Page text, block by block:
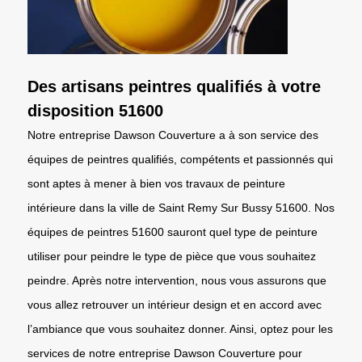
Des artisans peintres qualifiés à votre
disposition 51600
Notre entreprise Dawson Couverture a à son service des
équipes de peintres qualifiés, compétents et passionnés qui
sont aptes à mener à bien vos travaux de peinture
intérieure dans la ville de Saint Remy Sur Bussy 51600. Nos
équipes de peintres 51600 sauront quel type de peinture
utiliser pour peindre le type de pièce que vous souhaitez
peindre. Après notre intervention, nous vous assurons que
vous allez retrouver un intérieur design et en accord avec
l’ambiance que vous souhaitez donner. Ainsi, optez pour les
services de notre entreprise Dawson Couverture pour